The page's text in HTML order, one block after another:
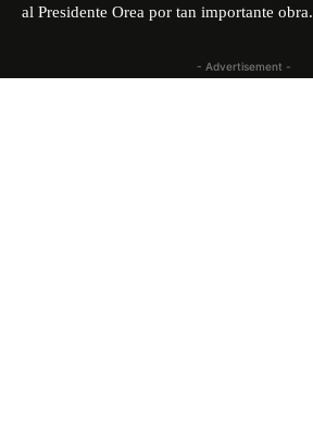
al Presidente Orea por tan importante obra.
- Advertisement -